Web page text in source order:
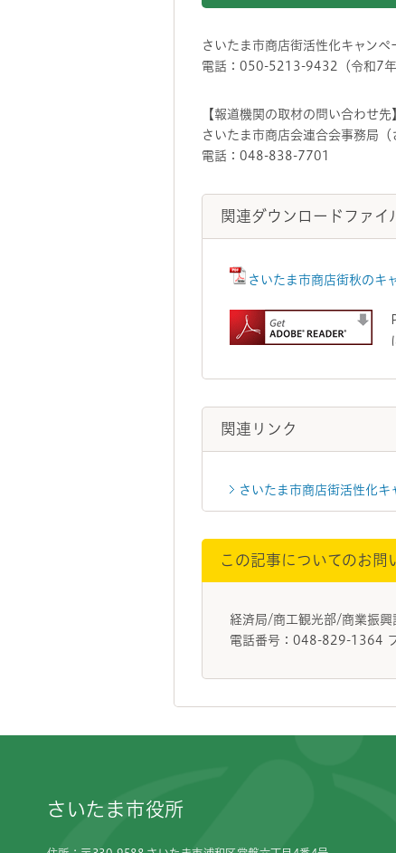
さいたま市商店街活性化キャンペ
電話：050-5213-9432（令和7
【報道機関の取材の問い合わせ先
さいたま市商店会連合会事務局
電話：048-838-7701
関連ダウンロードファイ
さいたま市商店街秋のキ
関連リンク
さいたま市商店街活性化キ
この記事についてのお問
経済局/商工観光部/商業振
電話番号：048-829-1364
さいたま市役所